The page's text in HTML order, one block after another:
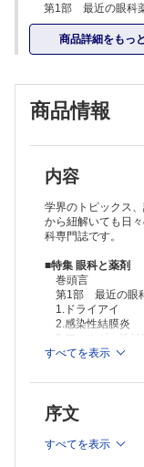
第1部 最近の眼科
I.結膜、角膜、涙道
1.ドライアイ
2.感染性結膜炎
5.細菌性角膜炎
6.真菌性角膜炎
2.白内障手術周術期
3.老眼治療の可能性
III.緑内障
1.プロスタノイド受
2.交感神経β受容体遮
4.交感神経α2受容体
5.ROCK阻害薬
6.副交感神経刺激薬
IV.ぶどう膜
1.ベーチェット病
馬詰朗比古
3.感染性ぶどう膜
V.網膜疾患
1.黄斑浮腫の抗
3.近視性黄斑症の抗
商品詳細をもっ
商品情報
内容
学界のトピックス
から紐解いても日
科専門誌です。
■特集 眼科と薬剤
巻頭言
第1部 最近の眼
1.ドライアイ
2.感染性結膜炎
3.アレルギー性結
ほか
＞ 眼科（2020年度
すべてを表示
序文
すべてを表示